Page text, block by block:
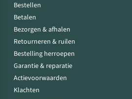
Bestellen
Betalen
Bezorgen & afhalen
Retourneren & ruilen
Bestelling herroepen
Garantie & reparatie
Actievoorwaarden
Klachten